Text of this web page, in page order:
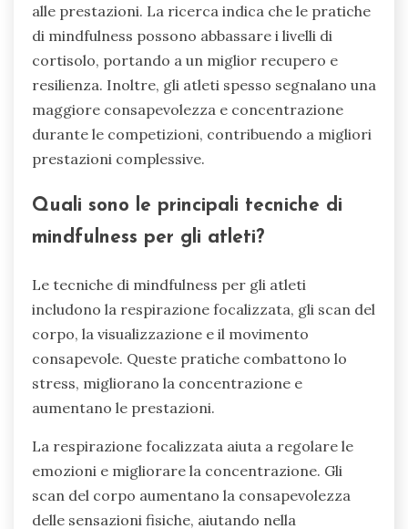
alle prestazioni. La ricerca indica che le pratiche
di mindfulness possono abbassare i livelli di
cortisolo, portando a un miglior recupero e
resilienza. Inoltre, gli atleti spesso segnalano una
maggiore consapevolezza e concentrazione
durante le competizioni, contribuendo a migliori
prestazioni complessive.
Quali sono le principali tecniche di
mindfulness per gli atleti?
Le tecniche di mindfulness per gli atleti
includono la respirazione focalizzata, gli scan del
corpo, la visualizzazione e il movimento
consapevole. Queste pratiche combattono lo
stress, migliorano la concentrazione e
aumentano le prestazioni.
La respirazione focalizzata aiuta a regolare le
emozioni e migliorare la concentrazione. Gli
scan del corpo aumentano la consapevolezza
delle sensazioni fisiche, aiutando nella